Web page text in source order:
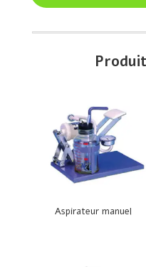
Aspirateur manuel